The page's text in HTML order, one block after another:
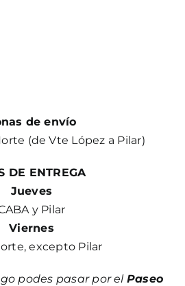
de envío
(de Vte López a Pilar)
DE ENTREGA
Jueves
y Pilar
Viernes
excepto Pilar
podes pasar por el Paseo